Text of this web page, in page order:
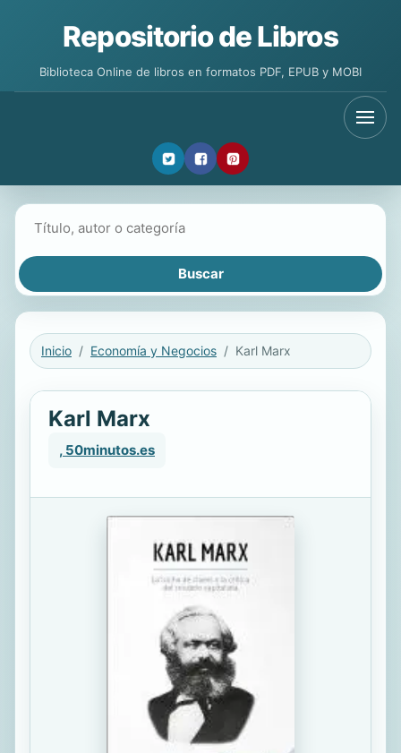
Repositorio de Libros
Biblioteca Online de libros en formatos PDF, EPUB y MOBI
Inicio Economía y Negocios Karl Marx
Karl Marx
, 50minutos.es